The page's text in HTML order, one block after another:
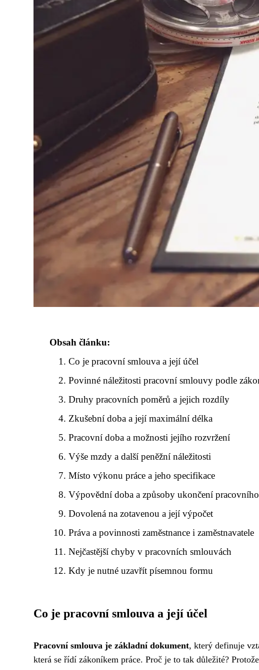
Obsah článku:
Co je pracovní smlouva a její účel
Povinné náležitosti pracovní smlouvy podle
Druhy pracovních poměrů a jejich rozdíly
Zkušební doba a její maximální délka
Pracovní doba a možnosti jejího rozvržení
Výše mzdy a další peněžní náležitosti
Místo výkonu práce a jeho specifikace
Výpovědní doba a způsoby ukončení
Dovolená na zotavenou a její výpočet
Práva a povinnosti zaměstnance i zaměstnavatele
Nejčastější chyby v pracovních smlouvách
Kdy je nutné uzavřít písemnou formu
Co je pracovní smlouva a její účel
Pracovní smlouva je základní dokument, který definuje
která se řídí zákoníkem práce. Proč je to tak důležité?